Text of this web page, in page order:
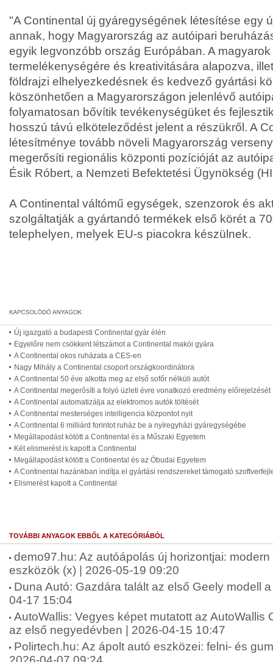
"A Continental új gyáregységének létesítése egy
annak, hogy Magyarország az autóipari
egyik legvonzóbb ország Európában. A
termelékenységére és kreativitására alapozva,
földrajzi elhelyezkedésnek és kedvező gyártási
köszönhetően a Magyarországon jelenlévő
folyamatosan bővítik tevékenységüket és
hosszú távú elköteleződést jelent a részükről. A
létesítménye tovább növeli Magyarország
megerősíti regionális központi pozícióját az
Ésik Róbert, a Nemzeti Befektetési Ügynökség
A Continental váltómű egységek, szenzorok és
szolgáltatják a gyártandó termékek első körét a
telephelyen, melyek EU-s piacokra készülnek.
Új igazgató a budapesti Continental gyár élén
Egyelőre nem csökkent létszámot a Continental makói gyára
A Continental okos ruházata a CES-en
Nagy Mihály a Continental csoport országkoordinátora
A Continental 50 éve alkotta meg az első sofőr nélküli autót
A Continental megerősíti a folyó üzleti évre vonatkozó eredmény előrejelzését
A Continental automatizálja az elektromos autók töltését
A Continental mesterséges intelligencia központot nyit
A Continental 6 milliárd forintot ruház be a nyíregyházi gyáregységébe
Megállapodást kötött a Continental és a Műszaki Egyetem
Két elismerést is kapott a Continental
Megállapodást kötött a Continental és az Óbudai Egyetem
A Continental hazánkban indítja el gyártási rendszereket támogató
Elismerést kapott a Continental
TOVÁBBI ANYAGOK EBBŐL A KATEGÓRIÁBÓL
demo97.hu: Az autóápolás új horizontjai:
eszközök (x) | 2026-05-19 09:20
Duna Autó: Gazdára talált az első Geely modell
04-17 15:04
AutoWallis: Vegyes képet mutatott az AutoWallis
az első negyedévben | 2026-04-15 10:47
Polirtech.hu: Az ápolt autó eszközei: felni- és